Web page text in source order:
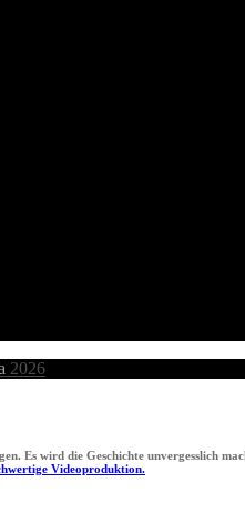
2026
Es wird die Geschichte unvergesslich
Videoproduktion.